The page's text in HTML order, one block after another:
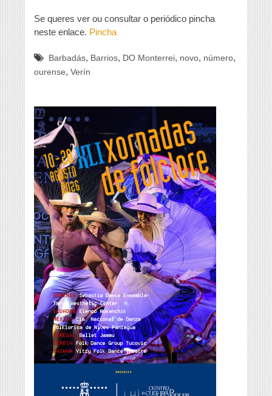
Se queres ver ou consultar o periódico pincha
neste enlace. Pincha
Barbadás, Barrios, DO Monterrei, novo, número,
ourense, Verín